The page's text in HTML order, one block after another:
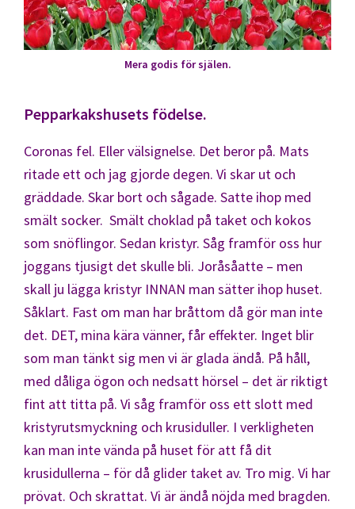
Mera godis för själen.
Pepparkakshusets födelse.
Coronas fel. Eller välsignelse. Det beror på. Mats
ritade ett och jag gjorde degen. Vi skar ut och
gräddade. Skar bort och sågade. Satte ihop med
smält socker. Smält choklad på taket och kokos
som snöflingor. Sedan kristyr. Såg framför oss hur
joggans tjusigt det skulle bli. Joråsåatte – men
skall ju lägga kristyr INNAN man sätter ihop huset.
Såklart. Fast om man har bråttom då gör man inte
det. DET, mina kära vänner, får effekter. Inget blir
som man tänkt sig men vi är glada ändå. På håll,
med dåliga ögon och nedsatt hörsel – det är riktigt
fint att titta på. Vi såg framför oss ett slott med
kristyrutsmyckning och krusiduller. I verkligheten
kan man inte vända på huset för att få dit
krusidullerna – för då glider taket av. Tro mig. Vi har
prövat. Och skrattat. Vi är ändå nöjda med bragden.